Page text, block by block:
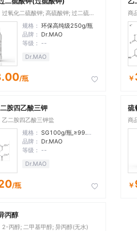
氧化二硫酸钾; 高硫酸钾; 过二硫酸
酸甲; 过(二)硫酸钾; 二硫八氧酸钾; 连
规格： 环保高纯级250g/瓶
品牌： Dr.MAO
等级： --
Dr.MAO
/瓶 
商
基
￥
胺四乙酸三钾
乙二胺四乙酸三钾盐
规格： SG100g/瓶,≥99.5%
品牌： Dr.MAO
等级： --
Dr.MAO
/瓶 
硫
商
￥
丙醇
2-丙醇; 二甲基甲醇; 异丙醇(无水)